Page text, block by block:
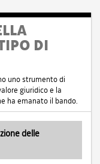
DI
uno strumento di
giuridico e la
ha emanato il bando.
delle